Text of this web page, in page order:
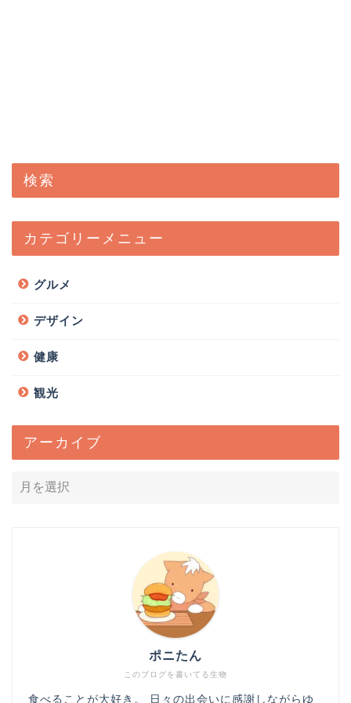
検索
カテゴリーメニュー
グルメ
デザイン
健康
観光
アーカイブ
このブログを書いてる生物
ポニたん
食べることが大好き。 日々の出会いに感謝しながらゆ